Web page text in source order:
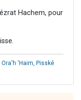
Hachem, pour
Ora'h 'Haim, Pisské